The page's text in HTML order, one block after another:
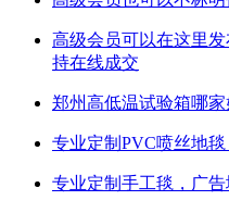
高级会员可以在这里
持在线成交
郑州高低温试验箱哪
专业定制PVC喷丝地
专业定制手工毯，广